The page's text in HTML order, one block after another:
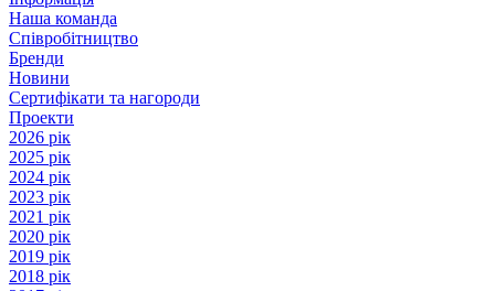
Наша команда
Співробітництво
Бренди
Новини
Сертифікати та нагороди
Проекти
2026 рік
2025 рік
2024 рік
2023 рік
2021 рік
2020 рік
2019 рік
2018 рік